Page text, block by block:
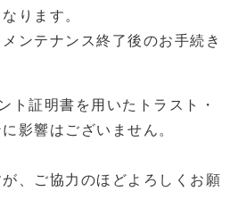
ります。
ンテナンス終了後のお手続き
ト証明書を用いたトラスト・
影響はございません。
、ご協力のほどよろしくお願